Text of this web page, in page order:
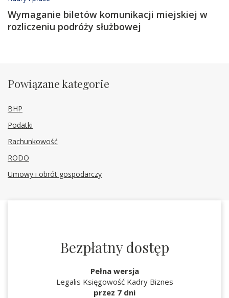
Wymaganie biletów komunikacji miejskiej w
rozliczeniu podróży służbowej
Powiązane kategorie
BHP
Podatki
Rachunkowość
RODO
Umowy i obrót gospodarczy
Bezpłatny dostęp
Pełna wersja
Legalis Księgowość Kadry Biznes
przez 7 dni